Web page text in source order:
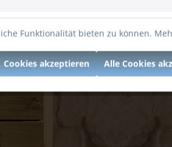
Funktionalität bieten zu können.
Cookies akzeptieren Alle Cookies